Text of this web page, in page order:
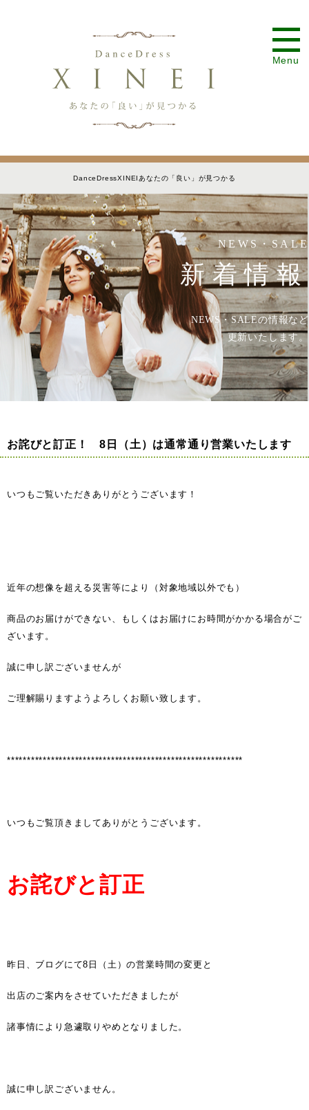
Menu
DanceDressXINEIあなたの「良い」が見つかる
NEWS・SALE
新着情報
NEWS・SALEの情報など
更新いたします。
お詫びと訂正！ 8日（土）は通常通り営業いたします
いつもご覧いただきありがとうございます！
近年の想像を超える災害等により（対象地域以外でも）
商品のお届けができない、もしくはお届けにお時間がかかる場合がご
ざいます。
誠に申し訳ございませんが
ご理解賜りますようよろしくお願い致します。
***********************************************************
いつもご覧頂きましてありがとうございます。
お詫びと訂正
昨日、ブログにて8日（土）の営業時間の変更と
出店のご案内をさせていただきましたが
諸事情により急遽取りやめとなりました。
誠に申し訳ございません。